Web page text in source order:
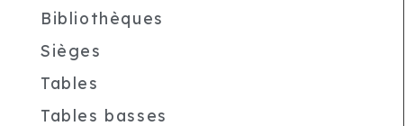
Bibliothèques
Sièges
Tables
Tables basses